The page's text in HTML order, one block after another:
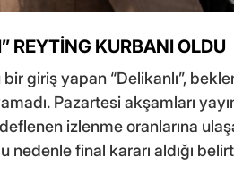
REYTİNG KURBANI OLDU
giriş yapan “Delikanlı”,
Pazartesi akşamları
izlenme oranlarına
nedenle final kararı aldığı